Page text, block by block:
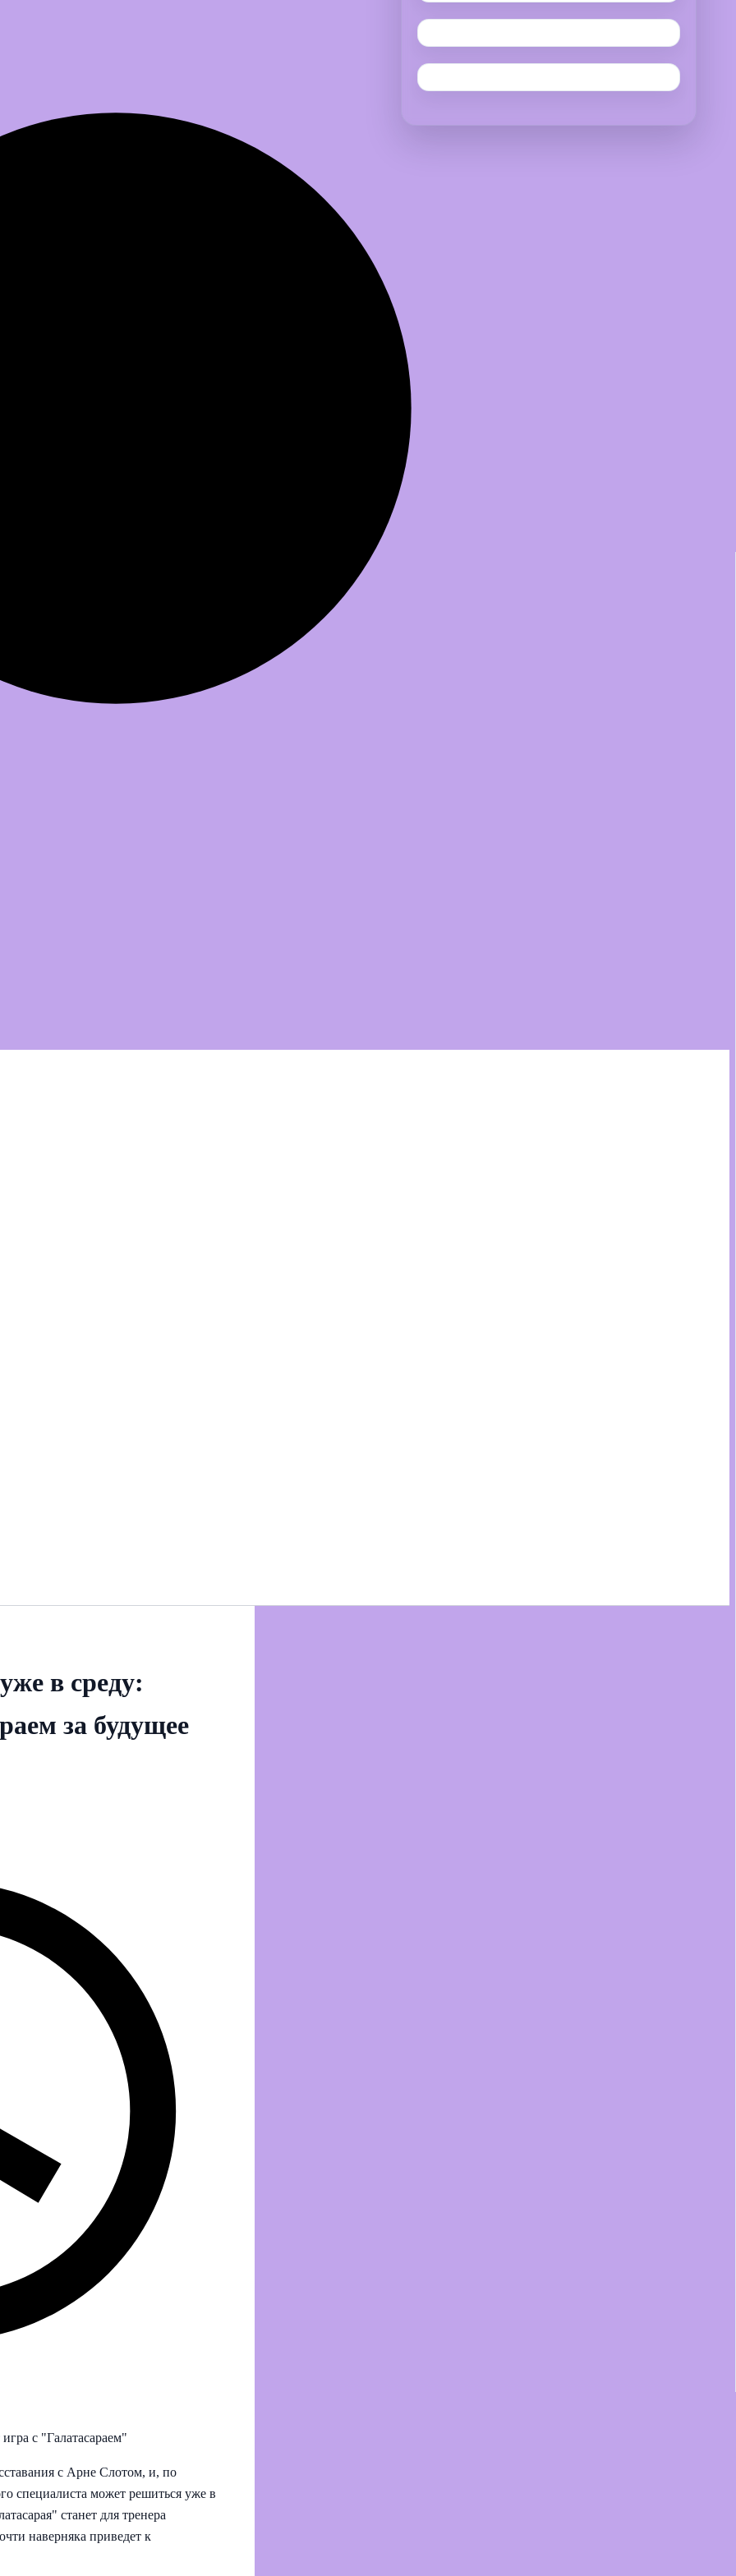
в среду:
за будущее
с "Галатасараем"
с Арне Слотом, и, по
специалиста может решиться уже в
станет для тренера
наверняка приведет к